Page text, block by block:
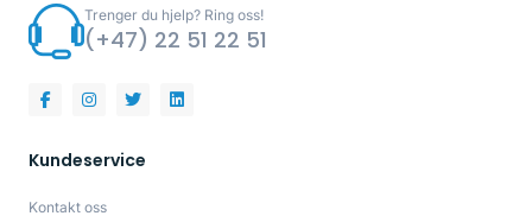
Trenger du hjelp? Ring oss!
(+47) 22 51 22 51
Kundeservice
Kontakt oss